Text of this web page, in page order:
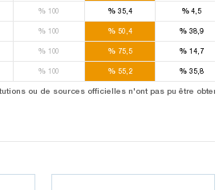
%100 % 35,4 %4,5
%100 % 50,4 % 38,9
%100 % 75,5 % 14,7
%100 % 55,2 % 35,8
ou de sources officielles n'ont pas pu être